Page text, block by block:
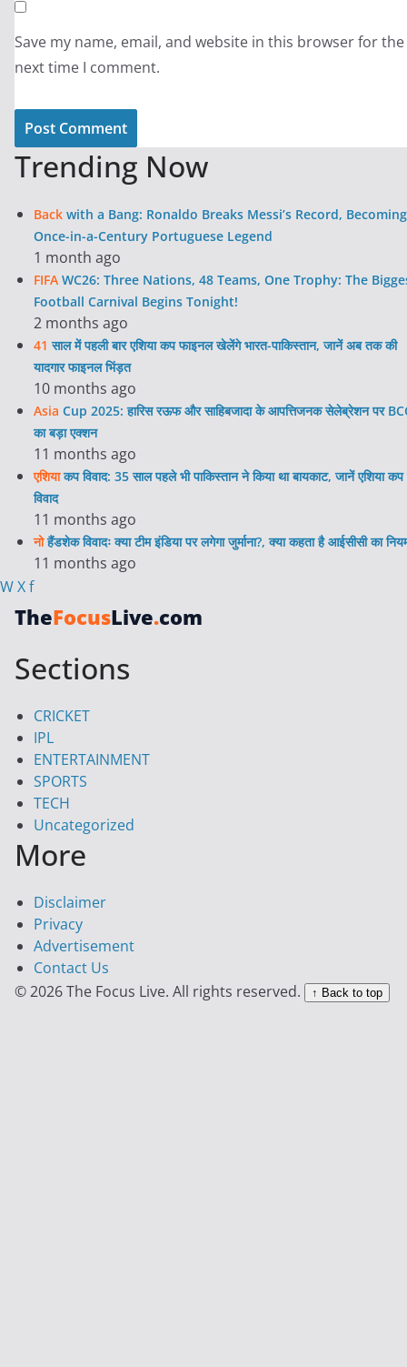
Save my name, email, and website in this browser for the
next time I comment.
Trending Now
Back with a Bang: Ronaldo Breaks Messi’s Record,
Once-in-a-Century Portuguese Legend
1 month ago
FIFA WC26: Three Nations, 48 Teams, One Trophy: The
Football Carnival Begins Tonight!
2 months ago
41 साल में पहली बार एशिया कप फाइनल खेलेंगे भारत-पाकिस्तान, जानें अब तक की
यादगार फाइनल भिंड़त
10 months ago
Asia Cup 2025: हारिस रऊफ और साहिबजादा के आपत्तिजनक सेलेब्रेशन पर
का बड़ा एक्शन
11 months ago
एशियाकप विवाद: 35 साल पहले भी पाकिस्तान ने किया था बायकाट, जानें एशिया
विवाद
11 months ago
नोहैंडशेक विवादः क्या टीम इंडिया पर लगेगा जुर्माना?, क्या कहता है आईसीसी का
11 months ago
WXf
TheFocusLive.com
Sections
CRICKET
IPL
ENTERTAINMENT
SPORTS
TECH
Uncategorized
More
Disclaimer
Privacy
Advertisement
Contact Us
© 2026 The Focus Live. All rights reserved.
↑ Back to top